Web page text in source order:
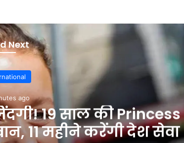
Next
ago
19 साल की Princess
11 महीने करेंगी देश सेवा